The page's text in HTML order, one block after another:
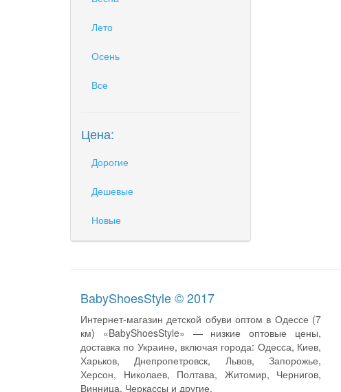
Лето
Осень
Все
Цена:
Дорогие
Дешевые
Новые
BabyShoesStyle © 2017
Интернет-магазин детской обуви оптом в Одессе (7
км) «BabyShoesStyle» — низкие оптовые цены,
доставка по Украине, включая города: Одесса, Киев,
Харьков, Днепропетровск, Львов, Запорожье,
Херсон, Николаев, Полтава, Житомир, Чернигов,
Винница, Черкассы и другие.